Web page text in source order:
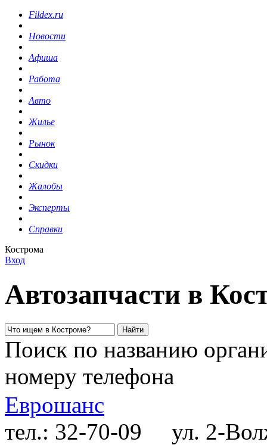
Fildex.ru
Новости
Афиша
Работа
Авто
Жилье
Рынок
Скидки
Жалобы
Эксперты
Справки
Кострома
Вход
Автозапчасти в
Поиск по названию
номеру телефона
Еврошанс
тел.: 32-70-09
ул. 2-